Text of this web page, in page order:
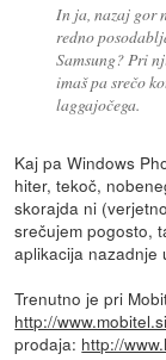
In ja, nazaj gor
redno
Samsung? Pri
imaš pa srečo
laggajočega.
Kaj pa Windows
hiter, tekoč,
skorajda ni
srečujem pogosto,
aplikacija nazadnje
Trenutno je pri
http://
prodaja: http://